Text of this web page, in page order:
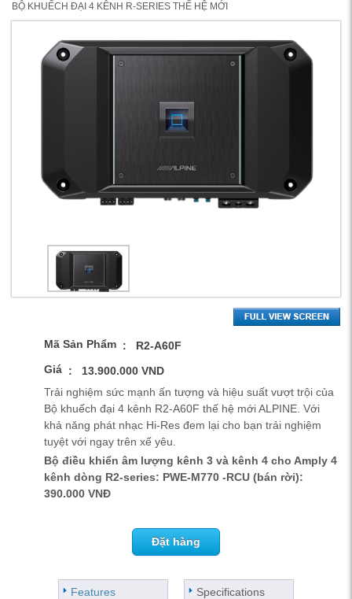
BỘ KHUẾCH ĐẠI 4 KÊNH R-SERIES THẾ HỆ MỚI
Mã Sản Phẩm : R2-A60F
Giá : 13.900.000 VND
Trải nghiệm sức mạnh ấn tượng và hiệu suất vượt trội của
Bộ khuếch đại 4 kênh R2-A60F thế hệ mới ALPINE. Với
khả năng phát nhạc Hi-Res đem lại cho bạn trải nghiệm
tuyệt với ngay trên xế yêu.
Bộ điều khiển âm lượng kênh 3 và kênh 4 cho Amply 4
kênh dòng R2-series: PWE-M770 -RCU (bán rời):
390.000 VNĐ
Đặt hàng
Features Specifications